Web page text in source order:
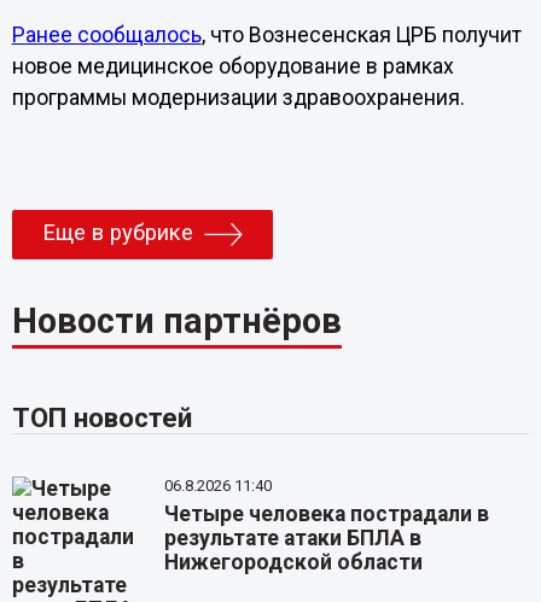
Ранее сообщалось, что Вознесенская ЦРБ получит
новое медицинское оборудование в рамках
программы модернизации здравоохранения.
Еще в рубрике
Новости партнёров
ТОП новостей
06.8.2026 11:40
Четыре человека пострадали в
результате атаки БПЛА в
Нижегородской области